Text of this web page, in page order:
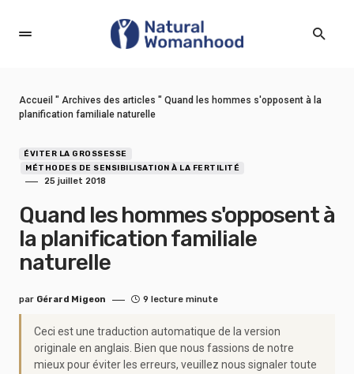
Accueil " Archives des articles " Quand les hommes s'opposent à la
planification familiale naturelle
ÉVITER LA GROSSESSE
MÉTHODES DE SENSIBILISATION À LA FERTILITÉ
25 juillet 2018
Quand les hommes s'opposent à
la planification familiale
naturelle
par Gérard Migeon 9 lecture minute
Ceci est une traduction automatique de la version
originale en anglais. Bien que nous fassions de notre
mieux pour éviter les erreurs, veuillez nous signaler toute